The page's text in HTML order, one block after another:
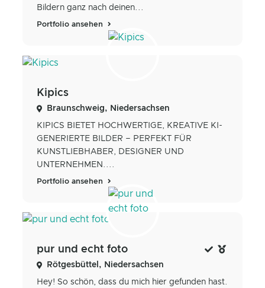
Bildern ganz nach deinen...
Portfolio ansehen
Kipics
Braunschweig, Niedersachsen
KIPICS BIETET HOCHWERTIGE, KREATIVE KI-
GENERIERTE BILDER – PERFEKT FÜR
KUNSTLIEBHABER, DESIGNER UND
UNTERNEHMEN....
Portfolio ansehen
pur und echt foto
Rötgesbüttel, Niedersachsen
Hey! So schön, dass du mich hier gefunden hast.